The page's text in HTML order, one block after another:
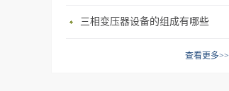
三相变压器设备的组成有哪些
查看更多>>